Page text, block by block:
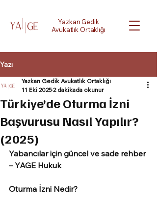
Yazkan Gedik
Avukatlık Ortaklığı
Yazı
Türkiye’de Oturma İzni
Başvurusu Nasıl Yapılır?
(2025)
Yazkan Gedik Avukatlık Ortaklığı
11 Eki 20252 dakikada okunur
Yabancılar için güncel ve sade rehber
– YAGE Hukuk
Oturma İzni Nedir?